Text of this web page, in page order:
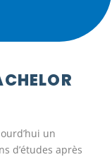
un
d’études après